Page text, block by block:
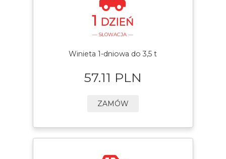
1 DZIEŃ
— SŁOWACJA —
Winieta 1-dniowa do 3,5 t
57.11 PLN
ZAMÓW